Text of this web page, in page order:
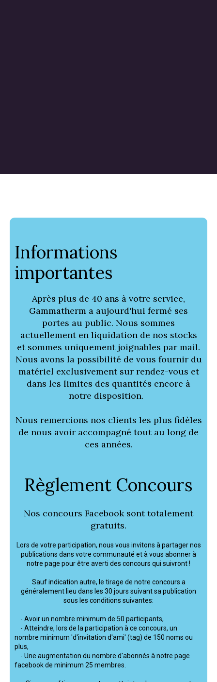
Informations
importantes
Après plus de 40 ans à votre service,
Gammatherm a aujourd'hui fermé ses
portes au public. Nous sommes
actuellement en liquidation de nos stocks
et sommes uniquement joignables par mail.
Nous avons la possibilité de vous fournir du
matériel exclusivement sur rendez-vous et
dans les limites des quantités encore à
notre disposition.
Nous remercions nos clients les plus fidèles
de nous avoir accompagné tout au long de
ces années.
Règlement Concours
Nos concours Facebook sont totalement
gratuits.
Lors de votre participation, nous vous invitons à partager nos
publications dans votre communauté et à vous abonner à
notre page pour être averti des concours qui suivront !
Sauf indication autre, le tirage de notre concours a
généralement lieu dans les 30 jours suivant sa publication
sous les conditions suivantes:
- Avoir un nombre minimum de 50 participants,
- Atteindre, lors de la participation à ce concours, un
nombre minimum 'd'invitation d'ami' (tag) de 150 noms ou
plus,
- Une augmentation du nombre d'abonnés à notre page
facebook de minimum 25 membres.